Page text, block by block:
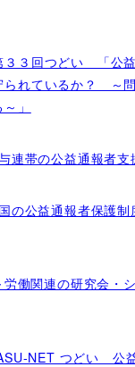
３３回つどい 「公
られているか？ ～
」
連帯の公益通報者支
の公益通報者保護制
働関連の研究会・
NET つどい 公